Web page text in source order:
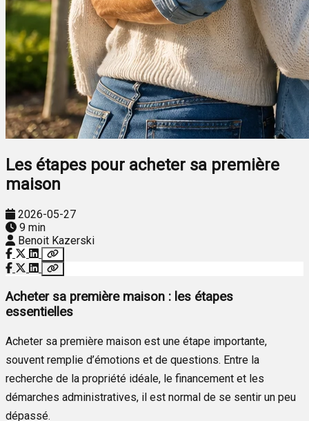
Les étapes pour acheter sa première
maison
2026-05-27
9 min
Benoit Kazerski
Acheter sa première maison : les étapes
essentielles
Acheter sa première maison est une étape importante,
souvent remplie d’émotions et de questions. Entre la
recherche de la propriété idéale, le financement et les
démarches administratives, il est normal de se sentir un peu
dépassé.